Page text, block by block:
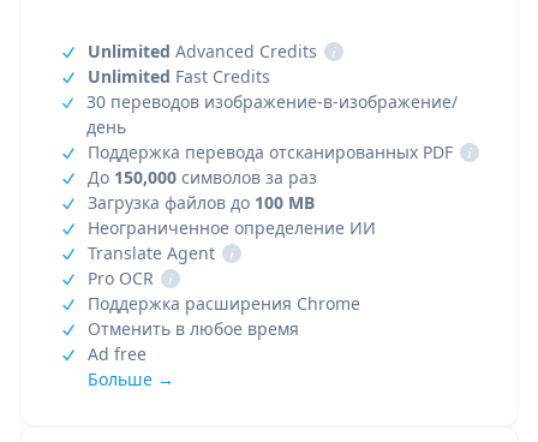
Unlimited Advanced Credits
i
Unlimited Fast Credits
30 переводов изображение-в-изображение/
день
Поддержка перевода отсканированных PDF
i
До 150,000 символов за раз
Загрузка файлов до 100 MB
Неограниченное определение ИИ
Translate Agent
i
Pro OCR
i
Поддержка расширения Chrome
Отменить в любое время
Ad free
Больше →